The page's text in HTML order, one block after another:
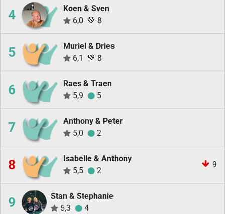
4
Koen & Sven
6,0 💚 8
5
Muriel & Dries
6,1
💚 8
6
Raes & Traen
5,9
5
7
Anthony & Peter
5,0
2
8
Isabelle & Anthony
5,5
2
9
9
Stan & Stephanie
5,3
4